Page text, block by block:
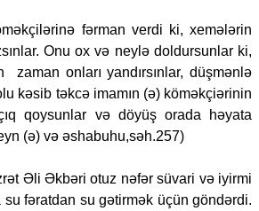
fərman verdi ki, xemələrin
Onu ox və neylə doldursunlar ki,
zaman onları yandırsınlar, düşmənlə
kəsib təkcə imamın (ə) köməkçiərinin
qoysunlar və döyüş orada həyata
(ə) və əshabuhu,səh.257)
Əli Əkbəri otuz nəfər süvari və iyirmi
fəratdan su gətirmək üçün göndərdi.